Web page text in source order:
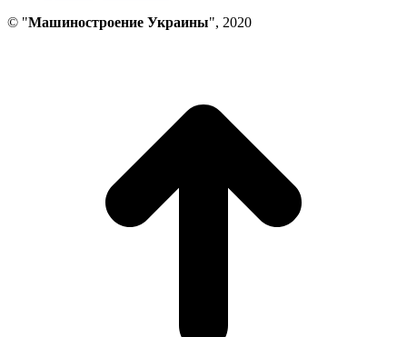
© "Машиностроение Украины", 2020